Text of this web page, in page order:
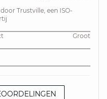
Trustville, een ISO-
Groot